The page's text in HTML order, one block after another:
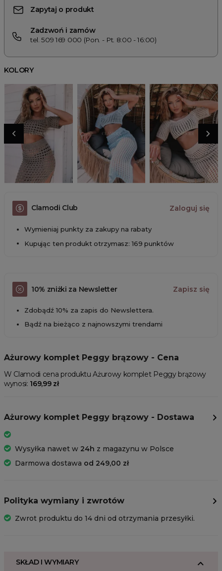
Zapytaj o produkt
Zadzwoń i zamów
tel. 509 169 000 (Pon. - Pt. 8:00 - 16:00)
KOLORY
Clamodi Club Zaloguj się
Wymieniaj punkty za zakupy na rabaty
Kupując ten produkt otrzymasz: 169 punktów
10% zniżki za Newsletter Zapisz się
Zdobądź 10% za zapis do Newslettera.
Bądź na bieżąco z najnowszymi trendami
Ażurowy komplet Peggy brązowy - Cena
W Clamodi cena produktu Ażurowy komplet Peggy brązowy
wynosi: 169,99 zł
Ażurowy komplet Peggy brązowy - Dostawa
Wysyłka nawet w 24h z magazynu w Polsce
Darmowa dostawa od 249,00 zł
Polityka wymiany i zwrotów
Zwrot produktu do 14 dni od otrzymania przesyłki.
SKŁAD I WYMIARY